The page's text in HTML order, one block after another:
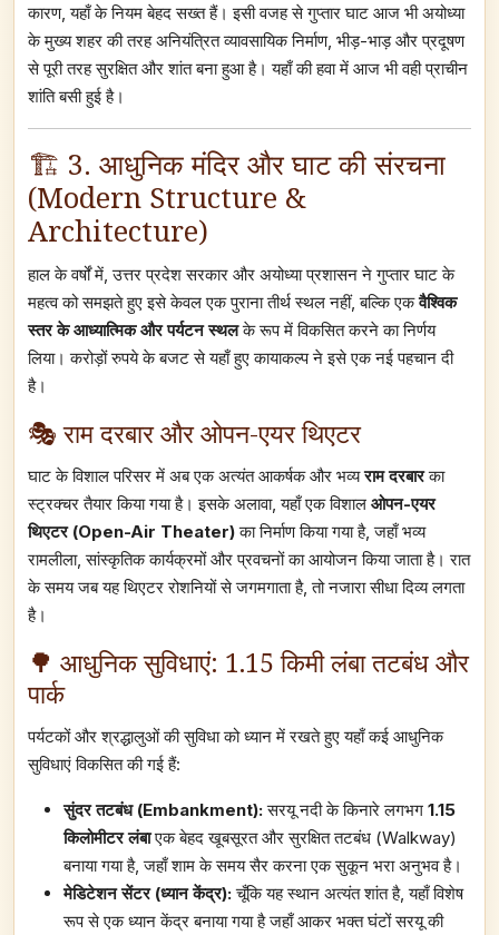
कारण, यहाँ के नियम बेहद सख्त हैं। इसी वजह से गुप्तार घाट आज भी अयोध्या
के मुख्य शहर की तरह अनियंत्रित व्यावसायिक निर्माण, भीड़-भाड़ और प्रदूषण
से पूरी तरह सुरक्षित और शांत बना हुआ है। यहाँ की हवा में आज भी वही प्राचीन
शांति बसी हुई है।
🏗️ 3. आधुनिक मंदिर और घाट की संरचना
(Modern Structure &
Architecture)
हाल के वर्षों में, उत्तर प्रदेश सरकार और अयोध्या प्रशासन ने गुप्तार घाट के
महत्व को समझते हुए इसे केवल एक पुराना तीर्थ स्थल नहीं, बल्कि एकवैश्विक
स्तर के आध्यात्मिक और पर्यटन स्थलके रूप में विकसित करने का निर्णय
लिया। करोड़ों रुपये के बजट से यहाँ हुए कायाकल्प ने इसे एक नई पहचान दी
है।
🎭 राम दरबार और ओपन-एयर थिएटर
घाट के विशाल परिसर में अब एक अत्यंत आकर्षक और भव्यराम दरबारका
स्ट्रक्चर तैयार किया गया है। इसके अलावा, यहाँ एक विशाल ओपन-एयर
थिएटर (Open-Air Theater)का निर्माण किया गया है, जहाँ भव्य
रामलीला, सांस्कृतिक कार्यक्रमों और प्रवचनों का आयोजन किया जाता है। रात
के समय जब यह थिएटर रोशनियों से जगमगाता है, तो नजारा सीधा दिव्य लगता
है।
🌳 आधुनिक सुविधाएं: 1.15 किमी लंबा तटबंध और
पार्क
पर्यटकों और श्रद्धालुओं की सुविधा को ध्यान में रखते हुए यहाँ कई आधुनिक
सुविधाएं विकसित की गई हैं:
सुंदर तटबंध (Embankment):सरयू नदी के किनारे लगभग 1.15
किलोमीटर लंबाएक बेहद खूबसूरत और सुरक्षित तटबंध (Walkway)
बनाया गया है, जहाँ शाम के समय सैर करना एक सुकून भरा अनुभव है।
मेडिटेशन सेंटर (ध्यान केंद्र):चूँकि यह स्थान अत्यंत शांत है, यहाँ विशेष
रूप से एक ध्यान केंद्र बनाया गया है जहाँ आकर भक्त घंटों सरयू की